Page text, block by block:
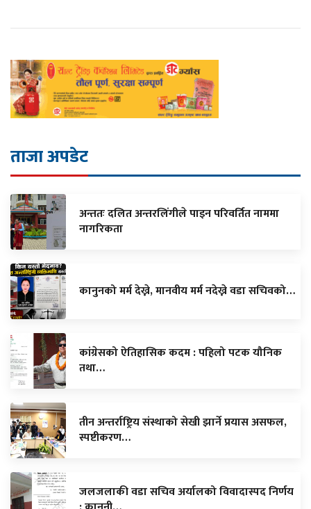
ताजा अपडेट
अन्ततः दलित अन्तरलिंगीले पाइन परिवर्तित नाममा
नागरिकता
कानुनको मर्म देख्ने, मानवीय मर्म नदेख्ने वडा सचिवको…
कांग्रेसको ऐतिहासिक कदम : पहिलो पटक यौनिक
तथा…
तीन अन्तर्राष्ट्रिय संस्थाको सेखी झार्ने प्रयास असफल,
स्पष्टीकरण…
जलजलाकी वडा सचिव अर्यालको विवादास्पद निर्णय